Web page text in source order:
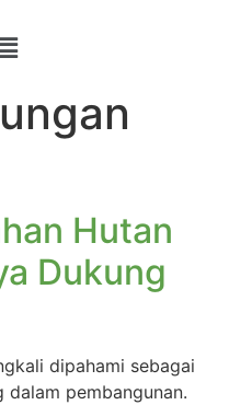
Hutan
Dukung
dipahami sebagai
dalam pembangunan.